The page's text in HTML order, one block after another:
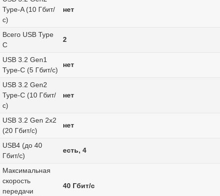
Type-A (10 Гбит/
с)
нет
Всего USB Type
C
2
USB 3.2 Gen1
Type-C (5 Гбит/с)
нет
USB 3.2 Gen2
Type-C (10 Гбит/
с)
нет
USB 3.2 Gen 2x2
(20 Гбит/с)
нет
USB4 (до 40
Гбит/с)
есть, 4
Максимальная
скорость
передачи
40 Гбит/с